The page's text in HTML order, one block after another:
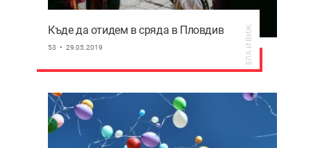
Къде да отидем в сряда в Пловдив
53 29.05.2019 ЕЛА И ВИЖ